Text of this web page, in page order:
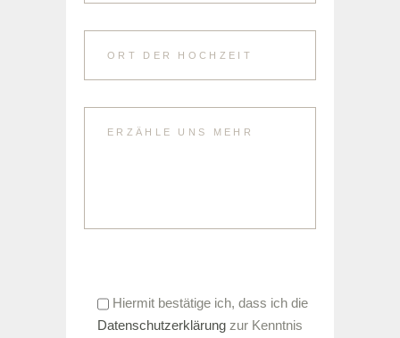
Hiermit bestätige ich, dass ich die
Datenschutzerklärung zur Kenntnis